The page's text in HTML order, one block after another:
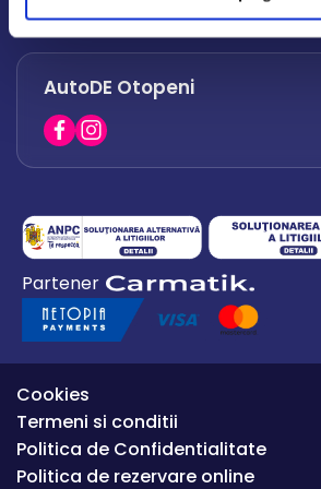
office.afumati@autode.ro
0730 063 852
0730 063 851
AutoDE Otopeni
0754 649 360
office.premium@autode.ro
Partener
Cookies
Termeni si conditii
Politica de Confidentialitate
Politica de rezervare online